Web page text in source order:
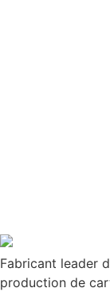
Fabricant leader
production de